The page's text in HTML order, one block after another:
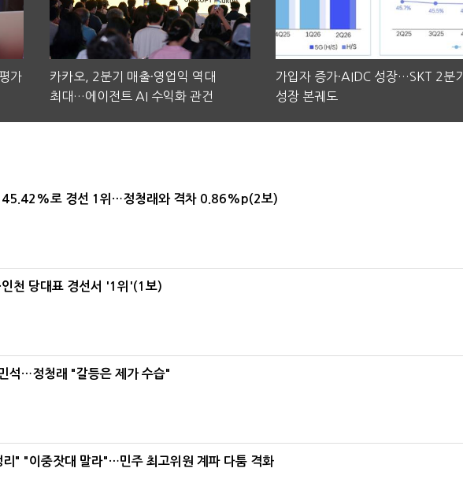
가
카카오, 2분기 매출·영업익 역대
최대…에이전트 AI 수익화 관건
가입자 증가·AIDC 성장…SKT 2분기
성장 본궤도
45.42%로 경선 1위…정청래와 격차 0.86%p(2보)
인천 당대표 경선서 '1위'(1보)
석…정청래 "갈등은 제가 수습"
리" "이중잣대 말라"…민주 최고위원 계파 다툼 격화